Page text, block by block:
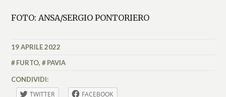
FOTO: ANSA/SERGIO PONTORIERO
FLAVIADELLERTOLE
19 APRILE 2022
FURTO, PAVIA
CONDIVIDI:
TWITTER FACEBOOK